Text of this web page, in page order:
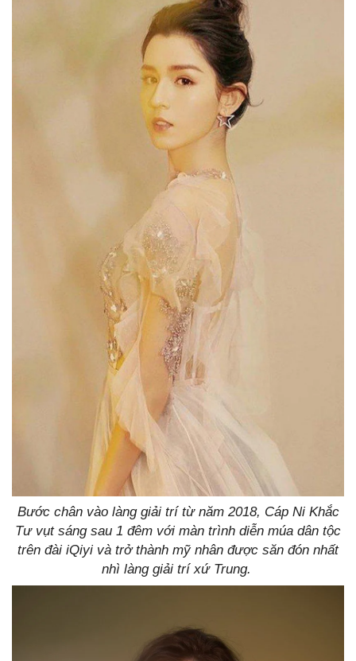
Bước chân vào làng giải trí từ năm 2018, Cáp Ni Khắc
Tư vụt sáng sau 1 đêm với màn trình diễn múa dân tộc
trên đài iQiyi và trở thành mỹ nhân được săn đón nhất
nhì làng giải trí xứ Trung.